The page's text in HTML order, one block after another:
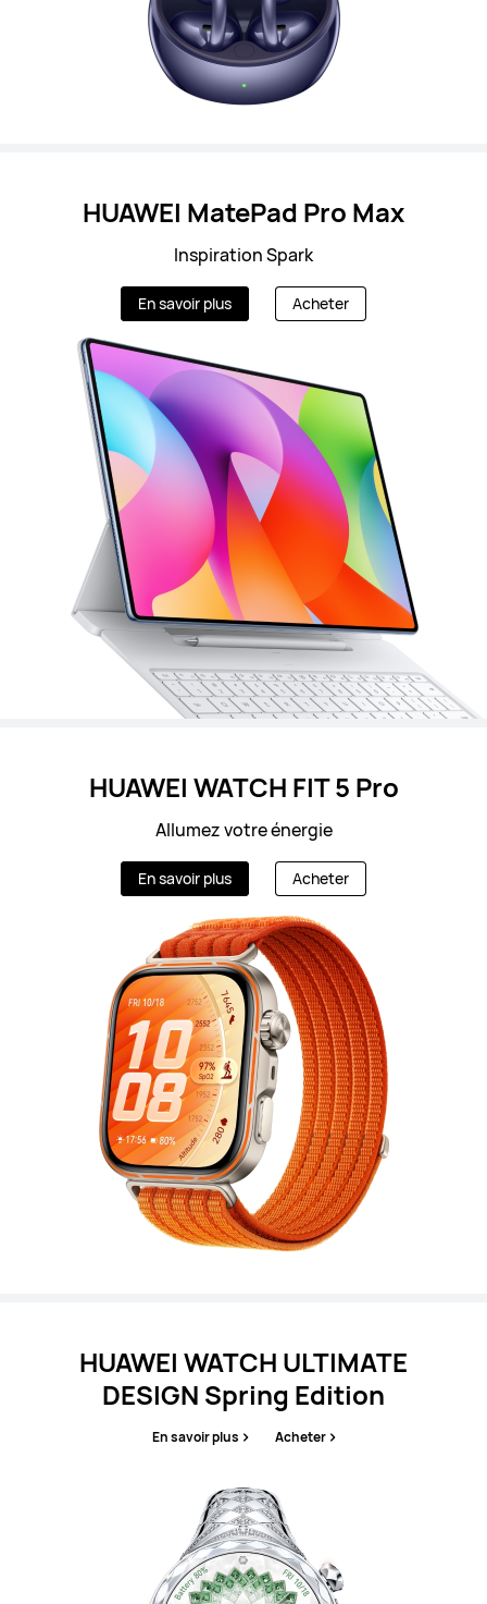
HUAWEI MatePad Pro Max
Inspiration Spark
En savoir plus Acheter
HUAWEI WATCH FIT 5 Pro
Allumez votre énergie
En savoir plus Acheter
HUAWEI WATCH ULTIMATE
DESIGN Spring Edition
En savoir plus Acheter